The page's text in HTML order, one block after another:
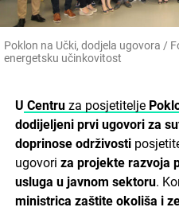
Poklon na Učki, dodjela ugovora /
energetsku učinkovitost
U Centruza posjetitelje
dodijeljeni prvi ugovori za
doprinose održivosti
ugovori za projekte razvoja
usluga u javnom sektoru.
ministrica zaštite okoliša i